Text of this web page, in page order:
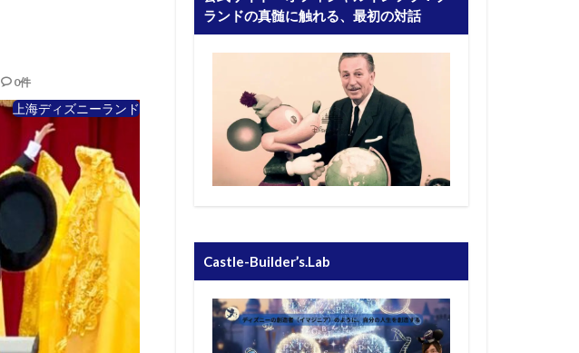
0件
上海ディズニーランド
ランドの真髄に触れる、最初の対話
Castle-Builder’s.Lab